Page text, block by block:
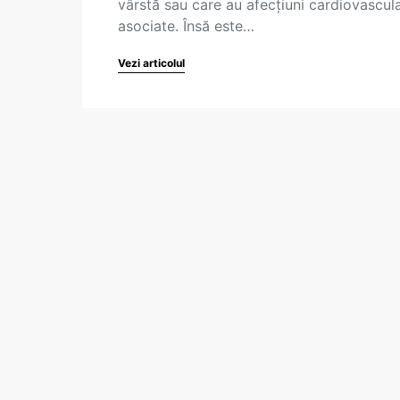
vârstă sau care au afecțiuni
asociate. Însă este…
Vezi articolul